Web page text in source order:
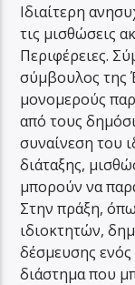
Ιδιαίτερη
τις μισθώσεις
Περιφέρειες.
σύμβουλος της
μονομερούς
από τους
συναίνεση του
διάταξης,
μπορούν να
Στην πράξη,
ιδιοκτητών,
δέσμευσης ενός
διάστημα που